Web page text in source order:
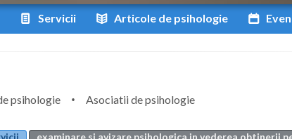
Servicii Articole de psihologie
psihologie
Asociatii de psihologie
examinare si avizare psihologica in vederea obtinerii